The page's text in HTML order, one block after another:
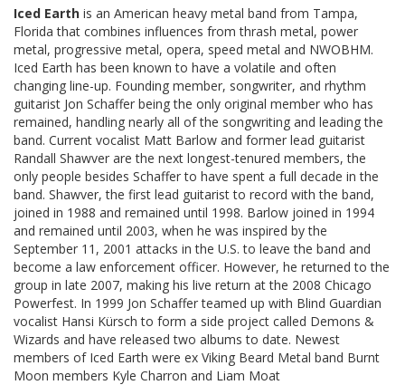
Iced Earth is an American heavy metal band from Tampa,
Florida that combines influences from thrash metal, power
metal, progressive metal, opera, speed metal and NWOBHM.
Iced Earth has been known to have a volatile and often
changing line-up. Founding member, songwriter, and rhythm
guitarist Jon Schaffer being the only original member who has
remained, handling nearly all of the songwriting and leading the
band. Current vocalist Matt Barlow and former lead guitarist
Randall Shawver are the next longest-tenured members, the
only people besides Schaffer to have spent a full decade in the
band. Shawver, the first lead guitarist to record with the band,
joined in 1988 and remained until 1998. Barlow joined in 1994
and remained until 2003, when he was inspired by the
September 11, 2001 attacks in the U.S. to leave the band and
become a law enforcement officer. However, he returned to the
group in late 2007, making his live return at the 2008 Chicago
Powerfest. In 1999 Jon Schaffer teamed up with Blind Guardian
vocalist Hansi Kürsch to form a side project called Demons &
Wizards and have released two albums to date. Newest
members of Iced Earth were ex Viking Beard Metal band Burnt
Moon members Kyle Charron and Liam Moat